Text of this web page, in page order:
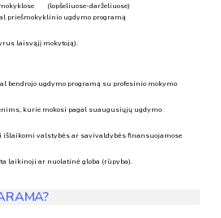
(lopšeliuose-darželiuose)
ugdymo programą
laisvąjį mokytoją).
bendrojo ugdymo programą su profesinio mokymo
kurie mokosi pagal suaugusiųjų ugdymo
valstybės ar savivaldybės finansuojamose
laikinoji ar nuolatinė globa (rūpyba).